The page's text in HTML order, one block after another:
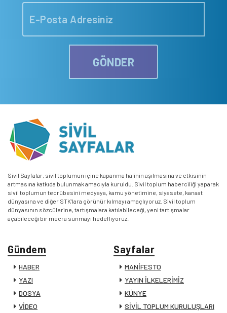
GÖNDER
Sivil Sayfalar, sivil toplumun içine kapanma halinin aşılmasına ve etkisinin
artmasına katkıda bulunmak amacıyla kuruldu. Sivil toplum haberciliği yaparak
sivil toplumun tecrübesini medyaya, kamu yönetimine, siyasete, kanaat
dünyasına ve diğer STK’lara görünür kılmayı amaçlıyoruz. Sivil toplum
dünyasının sözcülerine, tartışmalara katılabileceği, yeni tartışmalar
açabileceği bir mecra sunmayı hedefliyoruz.
Gündem
HABER
YAZI
DOSYA
VİDEO
Sayfalar
MANİFESTO
YAYIN İLKELERİMİZ
KÜNYE
SİVİL TOPLUM KURULUŞLARI